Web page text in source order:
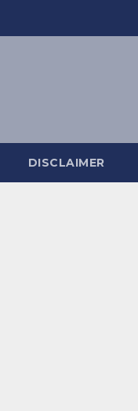
DISCLAIMER